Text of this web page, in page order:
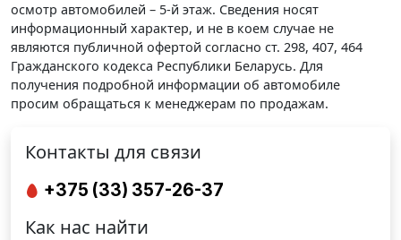
осмотр автомобилей – 5-й этаж. Сведения носят
информационный характер, и не в коем случае не
являются публичной офертой согласно ст. 298, 407, 464
Гражданского кодекса Республики Беларусь. Для
получения подробной информации об автомобиле
просим обращаться к менеджерам по продажам.
Контакты для связи
+375 (33) 357-26-37
Как нас найти